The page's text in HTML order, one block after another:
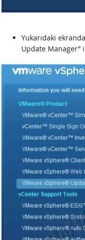
Yukarıdaki
Update Manager”